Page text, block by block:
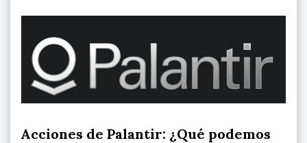
Acciones de Palantir: ¿Qué podemos